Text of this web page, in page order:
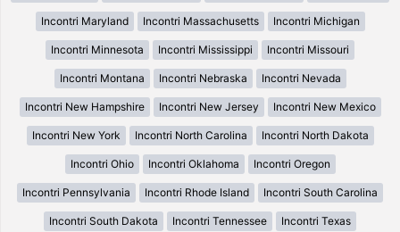
Incontri Maryland Incontri Massachusetts Incontri Michigan
Incontri Minnesota Incontri Mississippi Incontri Missouri
Incontri Montana Incontri Nebraska Incontri Nevada
Incontri New Hampshire Incontri New Jersey Incontri New Mexico
Incontri New York Incontri North Carolina Incontri North Dakota
Incontri Ohio Incontri Oklahoma Incontri Oregon
Incontri Pennsylvania Incontri Rhode Island Incontri South Carolina
Incontri South Dakota Incontri Tennessee Incontri Texas